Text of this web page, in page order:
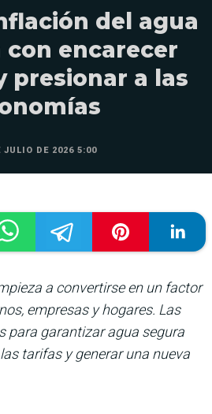
del agua
con encarecer
presionar a las
JULIO DE 2026 5:00
a convertirse en un factor
empresas y hogares. Las
para garantizar agua segura
tarifas y generar una nueva